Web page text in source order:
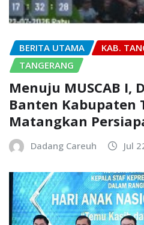
BERITA UTAMA KAB.
TANGERANG
Menuju MUSCAB I,
Banten Kabupaten
Matangkan
Dadang Careuh Jul